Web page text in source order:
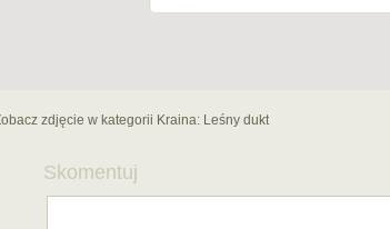
zdjęcie w kategorii Kraina: Leśny dukt
Skomentuj